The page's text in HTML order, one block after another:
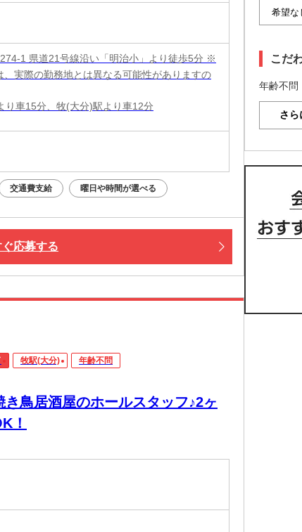
1 県道21号線沿い「明治小」より徒歩5分 ※
実際の勤務地とは異なる可能性がありますの
り車15分、牧(大分)駅より車12分
交通費支給 曜日や時間が選べる
ぐ応募する
牧駅(大分) 年齢不問
き鳥居酒屋のホールスタッフ♪2ヶ
！
こだ
年齢不問
さら